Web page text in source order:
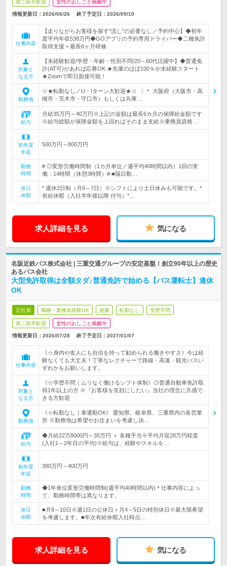
第二新卒歓迎 女性のおしごと掲載中
情報更新日：2026/06/26 終了予定日： 2026/09/10
仕事内容
【走りながらお客様を探す"流し"の必要なし／予約中心】◆初年
度平均年収538万円◆GOアプリの予約専用ドライバー◆二種免許
取得支援＋最長6ヶ月研修
対象と
なる方
【未経験歓迎/学歴・年齢・性別不問/20～60代活躍中】◆普通免
許(AT可)があれば応募OK ★先輩のほぼ100％が未経験スタート
★Zoomで即日面接可能！
勤務地
☆★転勤なし／U・Iターン大歓迎★☆ 〔 ＊ 大阪府（大阪市・高
槻市・茨木市・守口市）もしくは兵庫…
給与
月給35万円～40万円※上記の金額は最長6カ月の保障給金額です
※給与総額が保障金額を上回ればそのまま支給※乗務員資格…
初年度
年収
500万円～800万円
勤務
時間
# ◎変形労働時間制（1カ月単位／週平均40時間以内）1回の実
働：14時間（休憩3時間）# ■隔日勤…
休日
休暇
* 週休2日制（月6～7日）※シフトにより土日休みも可能です。*
有給休暇（入社半年後以降 付与）*…
求人詳細を見る 気になる
名阪近鉄バス株式会社 | 三重交通グループの安定基盤！創立90年以上の歴史
あるバス会社
大型免許取得は全額タダ♪普通免許で始める【バス運転士】連休
OK
正社員 職種・業種未経験OK 急募 転勤なし 学歴不問
第二新卒歓迎 女性のおしごと掲載中
情報更新日：2026/07/28 終了予定日： 2027/01/07
仕事内容
《☆身内や友人にも自信を持って勧められる働きやすさ》今は経
験なくても大丈夫！丁寧なレクチャーで路線・高速・観光バスい
ずれかをお願いします。
対象と
なる方
《☆学歴不問｜ムリなく働けるシフト体制》◎普通自動車免許取
得1年以上の方 ※『お客様を笑顔にしたい』当社の理念に共感で
きる方歓迎
勤務地
《☆転勤なし｜車通勤OK》 愛知県、岐阜県、三重県内の各営業
所 ※勤務地は希望やお住まいを考慮し決…
給与
◆月給22万8000円～35万円 ＋ 各種手当※平均月収28万円程度
(入社1～2年目の平均)※給与は、経験やスキルを…
初年度
年収
380万円～400万円
勤務
時間
◆1年単位変形労働時間制(週平均40時間以内)＊仕事内容によっ
て、勤務時間帯は異なります。
休日
休暇
■月8～10日※週1日の公休日＋月4～5日の特別休日※最大限希望
を考慮します。■年次有給休暇入社時点…
求人詳細を見る 気になる